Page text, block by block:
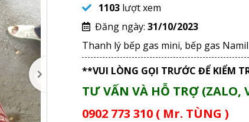
1103 lượt xem
Đăng ngày: 31/10/2023
Thanh lý bếp gas mini, bếp gas
**VUI LÒNG GỌI TRƯỚC ĐỂ KIỂM
TƯ VẤN VÀ HỖ TRỢ (ZALO,
0902 773 310 ( Mr. TÙNG )